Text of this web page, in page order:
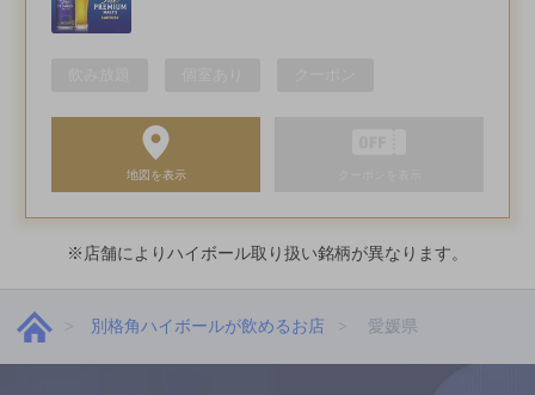
別格角ハイボールが飲めるお店 愛媛県
地図を表示
※店舗によりハイボール取り扱い銘柄が異なります。